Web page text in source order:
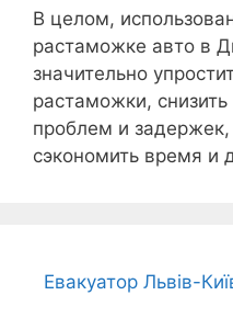
В целом,
растаможке авто в
значительно
растаможки,
проблем и
сэкономить время и
Евакуатор Львів-